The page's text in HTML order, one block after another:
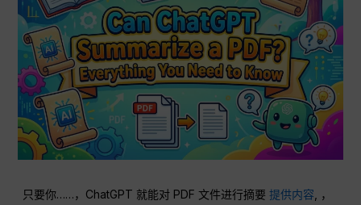
只要你……，ChatGPT 就能对 PDF 文件进行摘要提供内容 , ，